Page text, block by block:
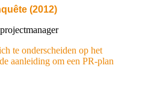
(2012)
te onderscheiden op het
aanleiding om een PR-plan